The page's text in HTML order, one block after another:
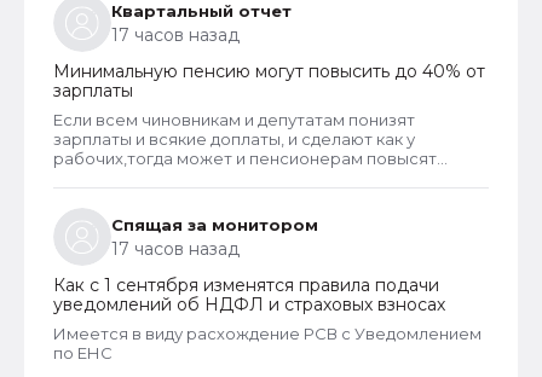
Квартальный отчет
17 часов назад
Минимальную пенсию могут повысить до 40% от
зарплаты
Если всем чиновникам и депутатам понизят
зарплаты и всякие доплаты, и сделают как у
рабочих,тогда может и пенсионерам повысят
Спящая за монитором
17 часов назад
Как с 1 сентября изменятся правила подачи
уведомлений об НДФЛ и страховых взносах
Имеется в виду расхождение РСВ с Уведомлением
по ЕНС